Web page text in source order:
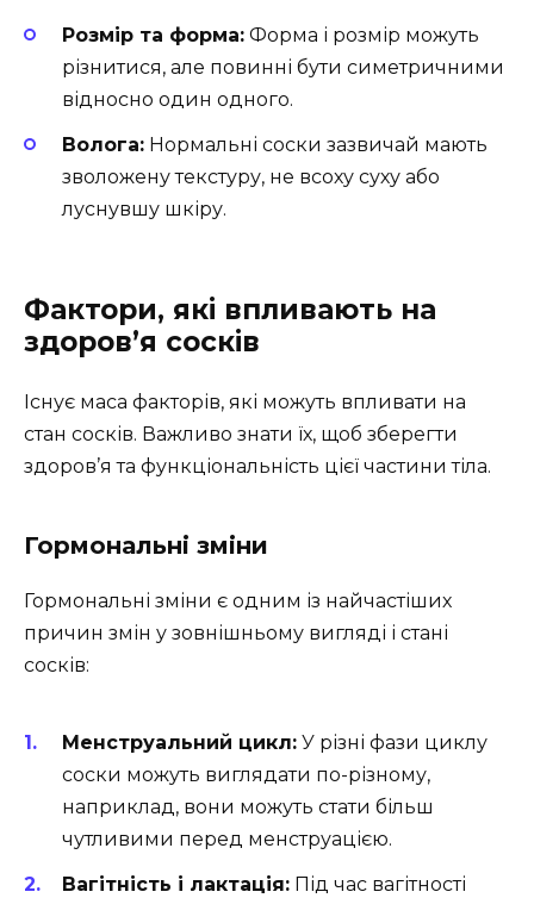
Розмір та форма: Форма і розмір можуть
різнитися, але повинні бути симетричними
відносно один одного.
Волога: Нормальні соски зазвичай мають
зволожену текстуру, не всоху суху або
луснувшу шкіру.
Фактори, які впливають на
здоров’я сосків
Існує маса факторів, які можуть впливати на
стан сосків. Важливо знати їх, щоб зберегти
здоров’я та функціональність цієї частини тіла.
Гормональні зміни
Гормональні зміни є одним із найчастіших
причин змін у зовнішньому вигляді і стані
сосків:
Менструальний цикл: У різні фази циклу
соски можуть виглядати по-різному,
наприклад, вони можуть стати більш
чутливими перед менструацією.
Вагітність і лактація: Під час вагітності